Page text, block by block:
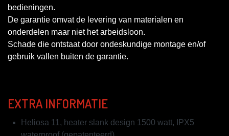
bedieningen.
De garantie omvat de levering van materialen en
onderdelen maar niet het arbeidsloon.
Schade die ontstaat door ondeskundige montage en/of
gebruik vallen buiten de garantie.
EXTRA INFORMATIE
Heliosa 11, heater slank design 1500 watt, IPX5